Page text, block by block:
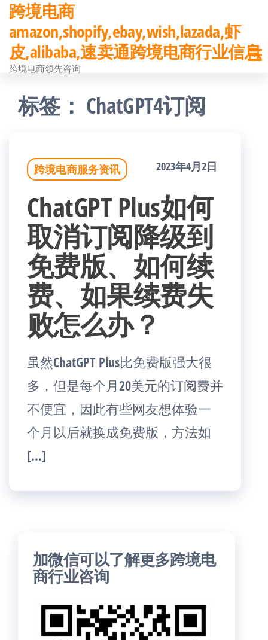
前
往
内
跨境电商
amazon,shopify,ebay,wish,lazada,虾
皮,alibaba,速卖通跨境电商行业信息
跨境电商领先咨询
标签： ChatGPT4订阅
跨境电商服务资讯 2023年4月2日
ChatGPT Plus如何
取消订阅降级到
免费版、如何续
费、如果续费失
败怎么办？
虽然ChatGPT Plus比免费版强大很
多，但是每个月20美元的订阅费并
不便宜，因此有些网友想体验一
个月以后就换成免费版，方法如
[…]
加微信可以了解更多跨境电
商行业咨询